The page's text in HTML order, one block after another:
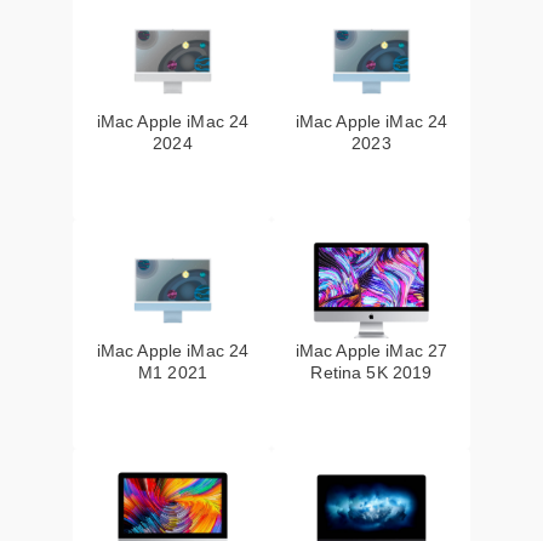
iMac Apple iMac 24
2024
iMac Apple iMac 24
2023
iMac Apple iMac 24
M1 2021
iMac Apple iMac 27
Retina 5K 2019